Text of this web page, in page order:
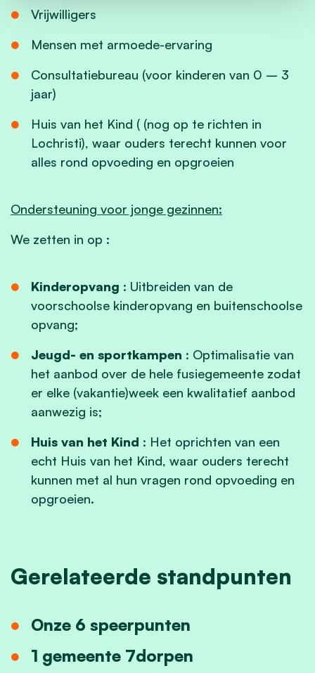
Vrijwilligers
Mensen met armoede-ervaring
Consultatiebureau (voor kinderen van 0 – 3
jaar)
Huis van het Kind ( (nog op te richten in
Lochristi), waar ouders terecht kunnen voor
alles rond opvoeding en opgroeien
Ondersteuning voor jonge gezinnen:
We zetten in op :
Kinderopvang : Uitbreiden van de
voorschoolse kinderopvang en buitenschoolse
opvang;
Jeugd- en sportkampen : Optimalisatie van
het aanbod over de hele fusiegemeente zodat
er elke (vakantie)week een kwalitatief aanbod
aanwezig is;
Huis van het Kind : Het oprichten van een
echt Huis van het Kind, waar ouders terecht
kunnen met al hun vragen rond opvoeding en
opgroeien.
Gerelateerde standpunten
Onze 6 speerpunten
1 gemeente 7dorpen